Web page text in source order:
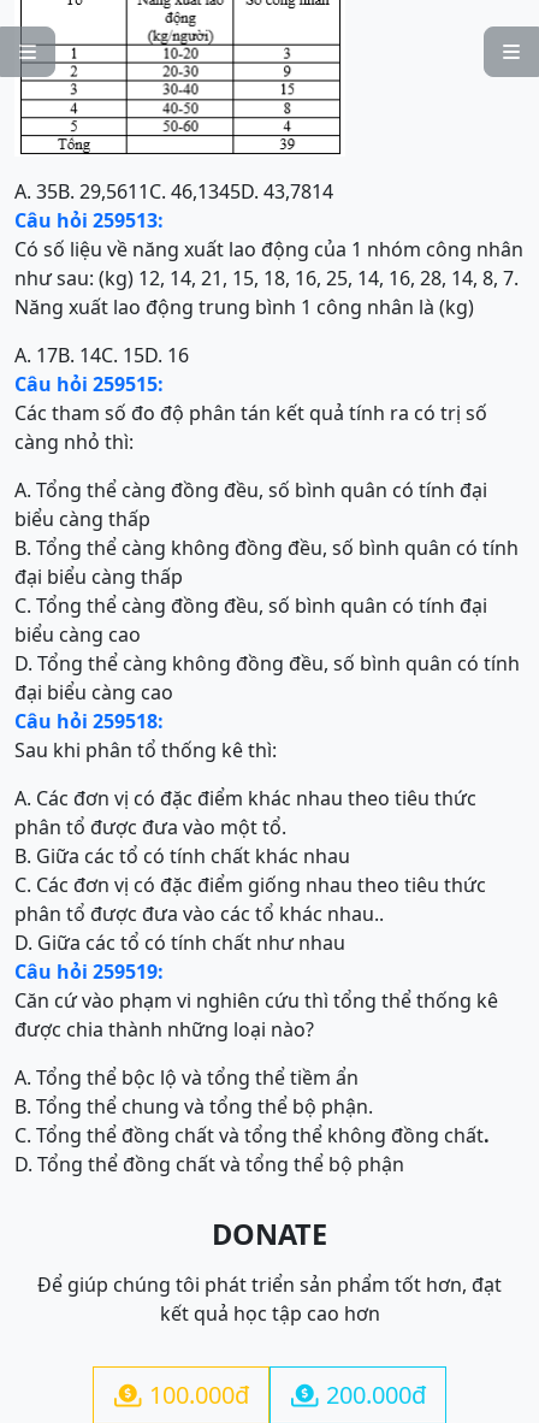


A. 35B. 29,5611C. 46,1345D. 43,7814
Câu hỏi 259513:
Có số liệu về năng xuất lao động của 1 nhóm công nhân
như sau: (kg) 12, 14, 21, 15, 18, 16, 25, 14, 16, 28, 14, 8, 7.
Năng xuất lao động trung bình 1 công nhân là (kg)
A. 17B. 14C. 15D. 16
Câu hỏi 259515:
Các tham số đo độ phân tán kết quả tính ra có trị số
càng nhỏ thì:
A. Tổng thể càng đồng đều, số bình quân có tính đại
biểu càng thấp
B. Tổng thể càng không đồng đều, số bình quân có tính
đại biểu càng thấp
C. Tổng thể càng đồng đều, số bình quân có tính đại
biểu càng cao
D. Tổng thể càng không đồng đều, số bình quân có tính
đại biểu càng cao
Câu hỏi 259518:
Sau khi phân tổ thống kê thì:
A. Các đơn vị có đặc điểm khác nhau theo tiêu thức
phân tổ được đưa vào một tổ.
B. Giữa các tổ có tính chất khác nhau
C. Các đơn vị có đặc điểm giống nhau theo tiêu thức
phân tổ được đưa vào các tổ khác nhau..
D. Giữa các tổ có tính chất như nhau
Câu hỏi 259519:
Căn cứ vào phạm vi nghiên cứu thì tổng thể thống kê
được chia thành những loại nào?
A. Tổng thể bộc lộ và tổng thể tiềm ẩn
B. Tổng thể chung và tổng thể bộ phận.
C. Tổng thể đồng chất và tổng thể không đồng chất.
D. Tổng thể đồng chất và tổng thể bộ phận
DONATE
Để giúp chúng tôi phát triển sản phẩm tốt hơn, đạt
kết quả học tập cao hơn
 100.000đ  200.000đ